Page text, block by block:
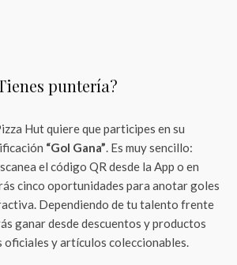
puntería?
Hut quiere que participes en su
“Gol Gana”. Es muy sencillo:
el código QR desde la App o en
cinco oportunidades para anotar goles
Dependiendo de tu talento frente
ganar desde descuentos y productos
y artículos coleccionables.